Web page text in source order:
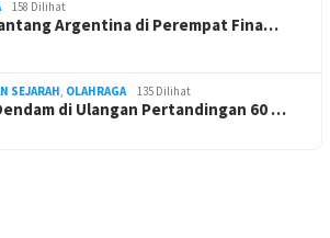
158 Dilihat
Argentina di Perempat Fina…
SEJARAH, OLAHRAGA 135 Dilihat
di Ulangan Pertandingan 60 …